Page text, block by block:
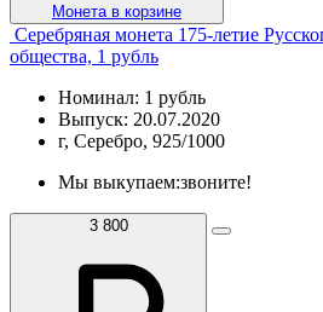
Монета в корзине
Серебряная монета 175-летие
общества, 1 рубль
Номинал: 1 рубль
Выпуск: 20.07.2020
г, Серебро, 925/1000
Мы выкупаем:звоните!
3 800